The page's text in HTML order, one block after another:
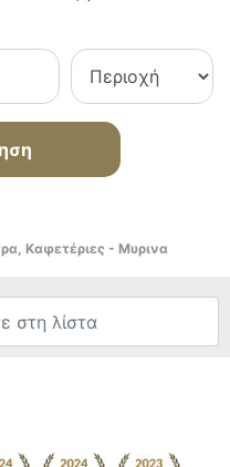
Καφετέριες - Μυρινα